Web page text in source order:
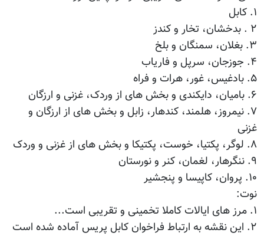
۱. کابل
۲ . بدخشان، تخار و کندز
۳. بغلان، سمنگان و بلخ
۴. جوزجان، سرپل و فاریاب
۵. بادغیس، غور، هرات و فراه
۶. بامیان، دایکندی و بخش های از وردک، غزنی و ارزگان
۷. نیمروز، هلمند، کندهار، زابل و بخش های از ارزگان و
غزنی
۸. لوگر، پکتیا، خوست، پکتیکا و بخش های از غزنی و وردک
۹. ننگرهار، لغمان، کنر و نورستان
۱۰. پروان، کاپیسا و پنجشیر
نوت:
۱. مرز های ایالات کاملا تخمینی و تقریبی است...
۲. این نقشه به ارتباط فراخوان کابل پریس آماده شده است